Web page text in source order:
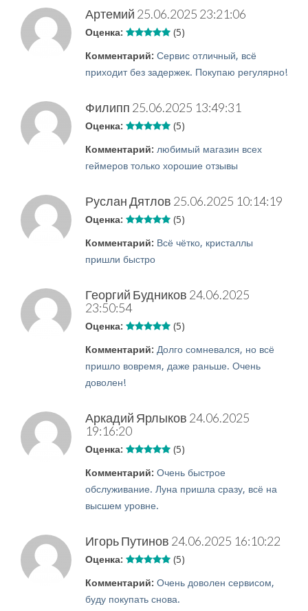
Артемий 25.06.2025 23:21:06
Оценка: (5)
Комментарий: Сервис отличный, всё
приходит без задержек. Покупаю регулярно!
Филипп 25.06.2025 13:49:31
Оценка: (5)
Комментарий: любимый магазин всех
геймеров только хорошие отзывы
Руслан Дятлов 25.06.2025 10:14:19
Оценка: (5)
Комментарий: Всё чётко, кристаллы
пришли быстро
Георгий Будников 24.06.2025
23:50:54
Оценка: (5)
Комментарий: Долго сомневался, но всё
пришло вовремя, даже раньше. Очень
доволен!
Аркадий Ярлыков 24.06.2025
19:16:20
Оценка: (5)
Комментарий: Очень быстрое
обслуживание. Луна пришла сразу, всё на
высшем уровне.
Игорь Путинов 24.06.2025 16:10:22
Оценка: (5)
Комментарий: Очень доволен сервисом,
буду покупать снова.